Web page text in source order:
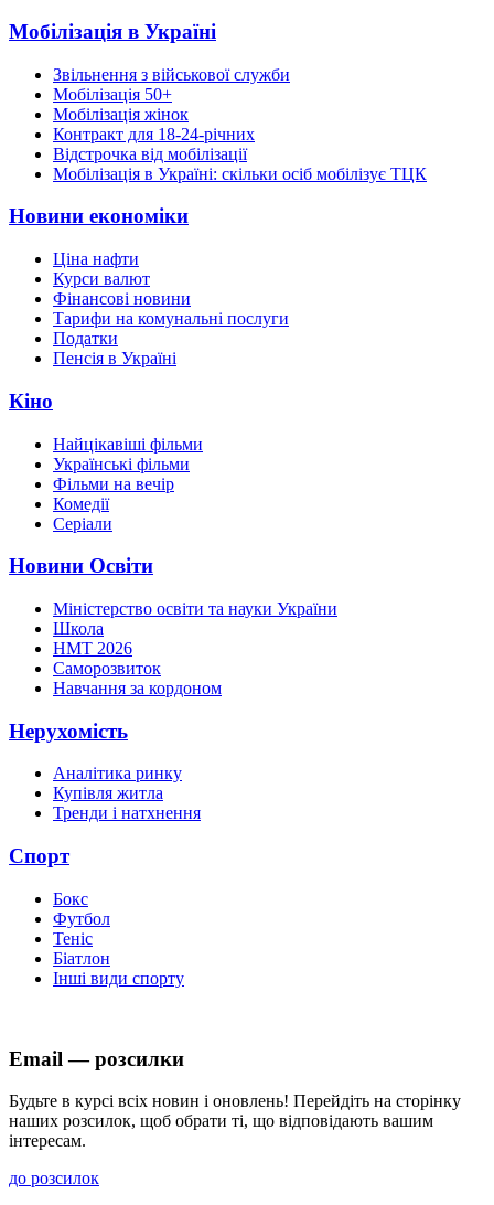
Мобілізація в Україні
Звільнення з військової служби
Мобілізація 50+
Мобілізація жінок
Контракт для 18-24-річних
Відстрочка від мобілізації
Мобілізація в Україні: скільки осіб мобілізує ТЦК
Новини економіки
Ціна нафти
Курси валют
Фінансові новини
Тарифи на комунальні послуги
Податки
Пенсія в Україні
Кіно
Найцікавіші фільми
Українські фільми
Фільми на вечір
Комедії
Серіали
Новини Освіти
Міністерство освіти та науки України
Школа
НМТ 2026
Саморозвиток
Навчання за кордоном
Нерухомість
Аналітика ринку
Купівля житла
Тренди і натхнення
Спорт
Бокс
Футбол
Теніс
Біатлон
Інші види спорту
Email — розсилки
Будьте в курсі всіх новин і оновлень! Перейдіть на сторінку
наших розсилок, щоб обрати ті, що відповідають вашим
інтересам.
до розсилок